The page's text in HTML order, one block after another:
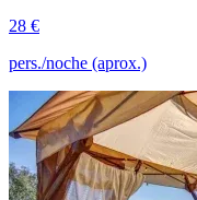
28 €
pers./noche (aprox.)